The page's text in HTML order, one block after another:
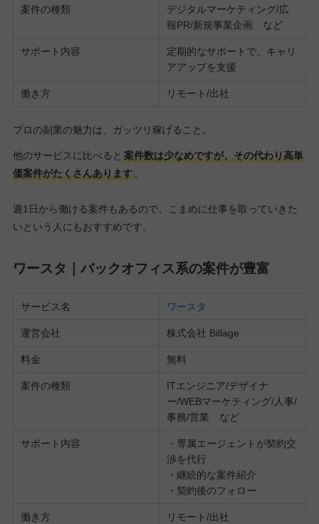
案件の種類
デジタルマーケティング/広
報PR/新規事業企画 など
サポート内容
定期的なサポートで、キャリ
アアップを支援
働き方 リモート/出社
プロの副業の魅力は、ガッツリ稼げること。
他のサービスに比べると 案件数は少なめですが、その代わり高単
価案件がたくさんあります。
週1日から働ける案件もあるので、こまめに仕事を取っていきた
いという人にもおすすめです。
ワースタ｜バックオフィス系の案件が豊富
サービス名 ワースタ
運営会社 株式会社 Billage
料金 無料
案件の種類
ITエンジニア/デザイナ
ー/WEBマーケティング/人事/
事務/営業 など
サポート内容
・専属エージェントが契約交
渉を代行
・継続的な案件紹介
・契約後のフォロー
働き方 リモート/出社